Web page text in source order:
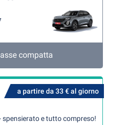
compatta
a partire da 33 € al giorno
e tutto compreso!